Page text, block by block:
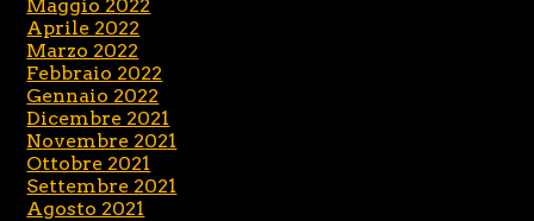
Maggio 2022
Aprile 2022
Marzo 2022
Febbraio 2022
Gennaio 2022
Dicembre 2021
Novembre 2021
Ottobre 2021
Settembre 2021
Agosto 2021